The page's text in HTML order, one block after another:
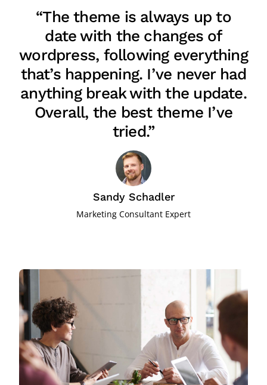
“The theme is always up to
date with the changes of
wordpress, following everything
that’s happening. I’ve never had
anything break with the update.
Overall, the best theme I’ve
tried.”
Sandy Schadler
Marketing Consultant Expert